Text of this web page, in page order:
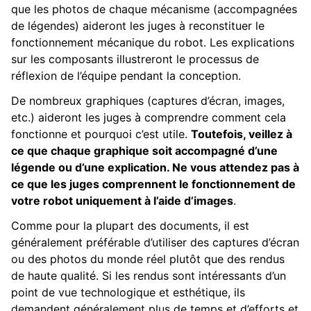
que les photos de chaque mécanisme (accompagnées
de légendes) aideront les juges à reconstituer le
fonctionnement mécanique du robot. Les explications
sur les composants illustreront le processus de
réflexion de l’équipe pendant la conception.
De nombreux graphiques (captures d’écran, images,
etc.) aideront les juges à comprendre comment cela
fonctionne et pourquoi c’est utile. Toutefois, veillez à
ce que chaque graphique soit accompagné d’une
légende ou d’une explication. Ne vous attendez pas à
ce que les juges comprennent le fonctionnement de
votre robot uniquement à l’aide d’images.
Comme pour la plupart des documents, il est
généralement préférable d’utiliser des captures d’écran
ou des photos du monde réel plutôt que des rendus
de haute qualité. Si les rendus sont intéressants d’un
point de vue technologique et esthétique, ils